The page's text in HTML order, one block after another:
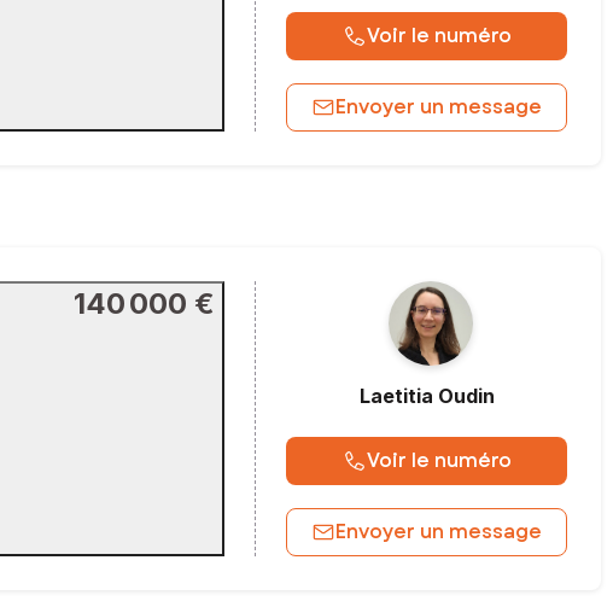
Voir le numéro
Envoyer un message
140 000 €
Laetitia Oudin
Voir le numéro
Envoyer un message